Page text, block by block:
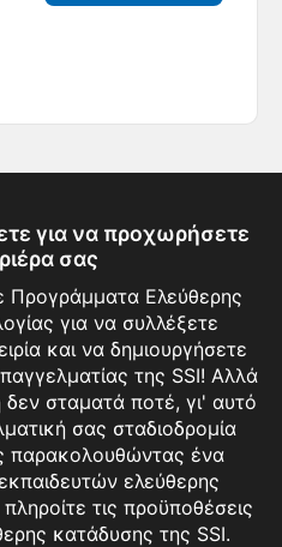
για να προχωρήσετε
σας
Προγράμματα Ελεύθερης
για να συλλέξετε
και να δημιουργήσετε
της SSI! Αλλά
σταματά ποτέ, γι' αυτό
σας σταδιοδρομία
παρακολουθώντας ένα
ελεύθερης
τις προϋποθέσεις
κατάδυσης της SSI.